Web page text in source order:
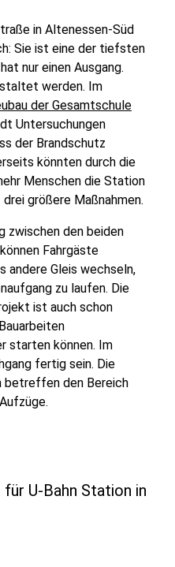
in Altenessen-Süd
Sie ist eine der tiefsten
nur einen Ausgang.
werden. Im
der Gesamtschule
Untersuchungen
der Brandschutz
könnten durch die
Menschen die Station
größere Maßnahmen.
zwischen den beiden
Fahrgäste
andere Gleis wechseln,
zu laufen. Die
ist auch schon
starten können. Im
fertig sein. Die
betreffen den Bereich
U-Bahn Station in